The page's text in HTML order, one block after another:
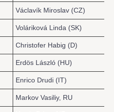
Václavík Miroslav (CZ)
Voláriková Linda (SK)
Christofer Habig (D)
Erdös László (HU)
Enrico Drudi (IT)
Markov Vasiliy, RU